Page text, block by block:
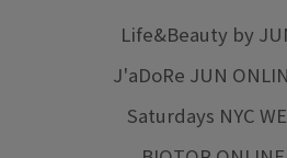
Life&Beauty by
J'aDoRe JUN
Saturdays NYC